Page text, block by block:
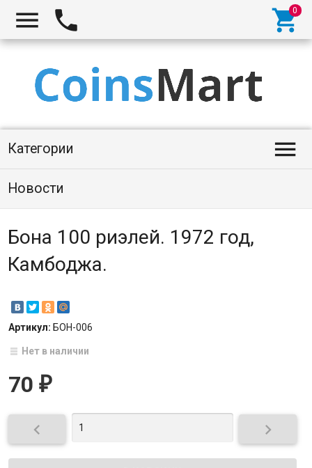
  
Категории 
Новости
Бона 100 риэлей. 1972 год,
Камбоджа.
Артикул: БОН-006
Нет в наличии
70 ₽
 